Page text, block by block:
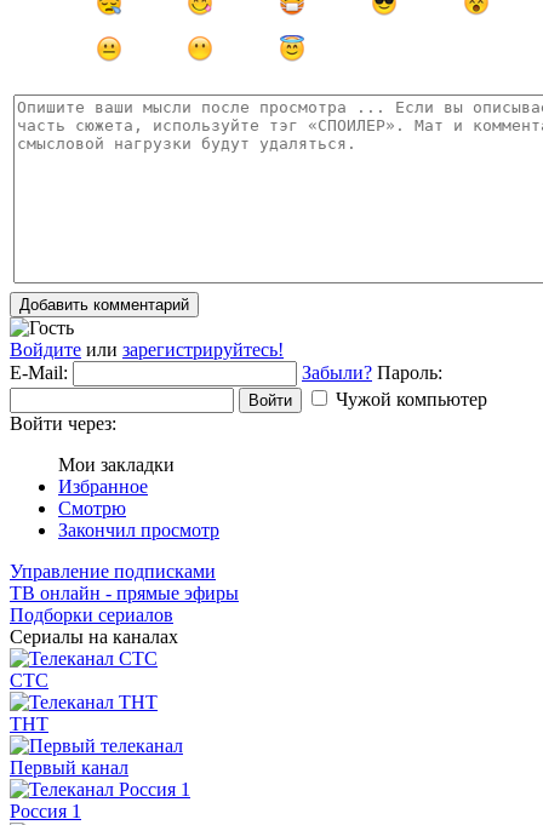
Добавить комментарий
Войдите или зарегистрируйтесь!
E-Mail:
Забыли? Пароль:
Войти
Чужой компьютер
Войти через:
Мои закладки
Избранное
Смотрю
Закончил просмотр
Управление подписками
ТВ онлайн - прямые эфиры
Подборки сериалов
Сериалы на каналах
СТС
ТНТ
Первый канал
Россия 1